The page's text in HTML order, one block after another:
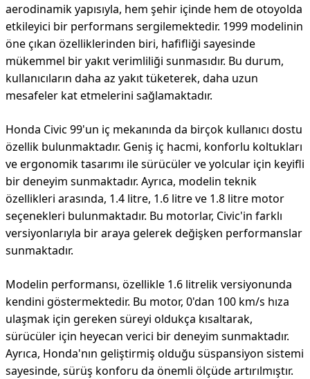
aerodinamik yapısıyla, hem şehir içinde hem de otoyolda
etkileyici bir performans sergilemektedir. 1999 modelinin
öne çıkan özelliklerinden biri, hafifliği sayesinde
mükemmel bir yakıt verimliliği sunmasıdır. Bu durum,
kullanıcıların daha az yakıt tüketerek, daha uzun
mesafeler kat etmelerini sağlamaktadır.
Honda Civic 99'un iç mekanında da birçok kullanıcı dostu
özellik bulunmaktadır. Geniş iç hacmi, konforlu koltukları
ve ergonomik tasarımı ile sürücüler ve yolcular için keyifli
bir deneyim sunmaktadır. Ayrıca, modelin teknik
özellikleri arasında, 1.4 litre, 1.6 litre ve 1.8 litre motor
seçenekleri bulunmaktadır. Bu motorlar, Civic'in farklı
versiyonlarıyla bir araya gelerek değişken performanslar
sunmaktadır.
Modelin performansı, özellikle 1.6 litrelik versiyonunda
kendini göstermektedir. Bu motor, 0'dan 100 km/s hıza
ulaşmak için gereken süreyi oldukça kısaltarak,
sürücüler için heyecan verici bir deneyim sunmaktadır.
Ayrıca, Honda'nın geliştirmiş olduğu süspansiyon sistemi
sayesinde, sürüş konforu da önemli ölçüde artırılmıştır.